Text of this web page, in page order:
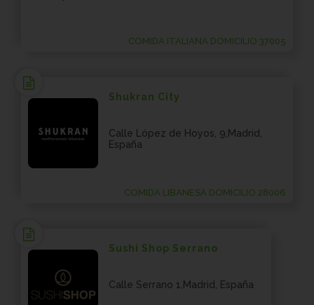
COMIDA ITALIANA DOMICILIO 37005
Shukran City
Calle López de Hoyos, 9,Madrid,
España
COMIDA LIBANESA DOMICILIO 28006
Sushi Shop Serrano
Calle Serrano 1,Madrid, España